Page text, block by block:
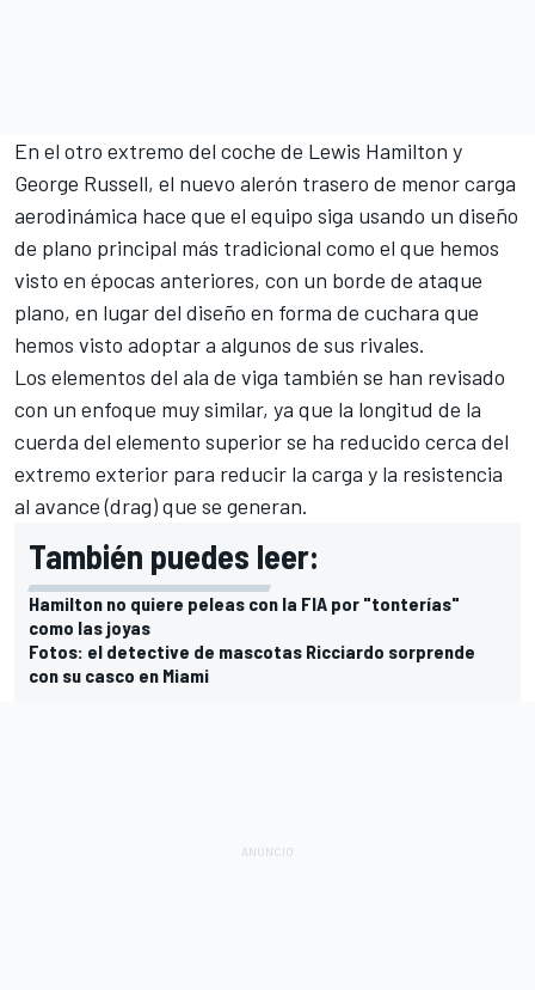
En el otro extremo del coche de Lewis Hamilton y
George Russell, el nuevo alerón trasero de menor carga
aerodinámica hace que el equipo siga usando un diseño
de plano principal más tradicional como el que hemos
visto en épocas anteriores, con un borde de ataque
plano, en lugar del diseño en forma de cuchara que
hemos visto adoptar a algunos de sus rivales.
Los elementos del ala de viga también se han revisado
con un enfoque muy similar, ya que la longitud de la
cuerda del elemento superior se ha reducido cerca del
extremo exterior para reducir la carga y la resistencia
al avance (drag) que se generan.
También puedes leer:
Hamilton no quiere peleas con la FIA por "tonterías"
como las joyas
Fotos: el detective de mascotas Ricciardo sorprende
con su casco en Miami